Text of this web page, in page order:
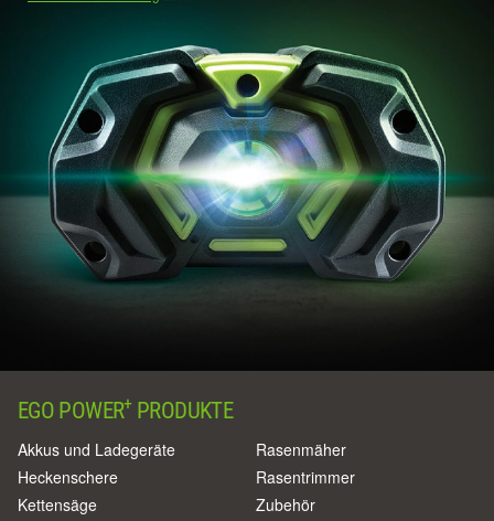
EGO POWER+PRODUKTE
Akkus und Ladegeräte
Heckenschere
Kettensäge
Rasenmäher
Rasentrimmer
Zubehör